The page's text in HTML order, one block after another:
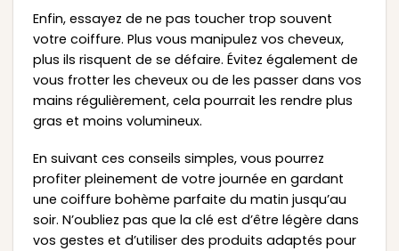
Enfin, essayez de ne pas toucher trop souvent
votre coiffure. Plus vous manipulez vos cheveux,
plus ils risquent de se défaire. Évitez également de
vous frotter les cheveux ou de les passer dans vos
mains régulièrement, cela pourrait les rendre plus
gras et moins volumineux.
En suivant ces conseils simples, vous pourrez
profiter pleinement de votre journée en gardant
une coiffure bohème parfaite du matin jusqu’au
soir. N’oubliez pas que la clé est d’être légère dans
vos gestes et d’utiliser des produits adaptés pour